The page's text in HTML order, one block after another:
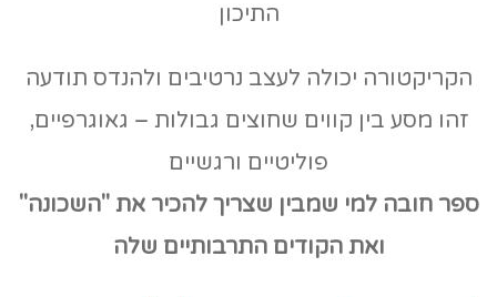
התיכון
הקריקטורה יכולה לעצב נרטיבים ולהנדס תודעה
זהו מסע בין קווים שחוצים גבולות – גאוגרפיים,
פוליטיים ורגשיים
ספר חובה למי שמבין שצריך להכיר את "השכונה"
ואת הקודים התרבותיים שלה